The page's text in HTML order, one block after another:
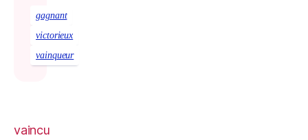
gagnant
victorieux
vainqueur
vaincu